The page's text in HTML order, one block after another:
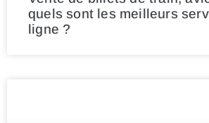
quels sont les meilleurs
ligne ?